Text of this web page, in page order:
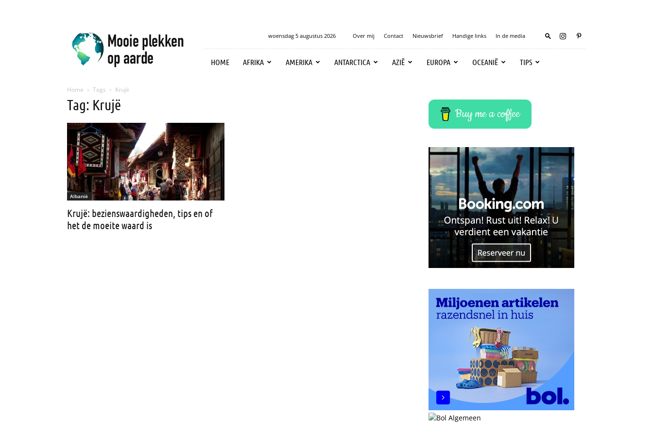
Mooie
plekken
op
aarde
woensdag 5 augustus 2026 Over mij Contact Nieuwsbrief Handige links In de media
HOME AFRIKA AMERIKA ANTARCTICA AZIË EUROPA OCEANIË TIPS
Home Tags Krujë
Tag: Krujë
Albanië
Krujë: bezienswaardigheden, tips en of
het de moeite waard is
Buy me a coffee